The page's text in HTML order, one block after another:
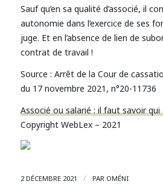
Sauf qu’en sa qualité d’associé, il
autonomie dans l’exercice de ses
juge. Et en l’absence de lien de
contrat de travail !
Source : Arrêt de la Cour de
du 17 novembre 2021, n°20-11736
Associé ou salarié : il faut savoir
Copyright WebLex – 2021
2 DÉCEMBRE 2021 / PAR OMÉNI